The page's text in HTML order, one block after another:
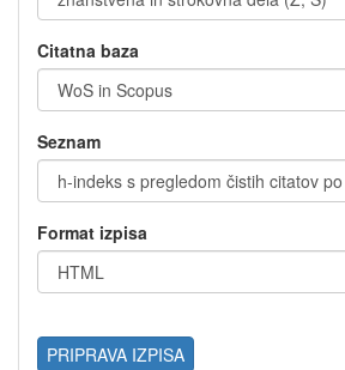
Citatna baza
Seznam
Format izpisa
PRIPRAVA IZPISA